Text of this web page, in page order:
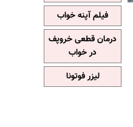
فیلم آپنه خواب
درمان قطعی خروپف
در خواب
لیزر فوتونا